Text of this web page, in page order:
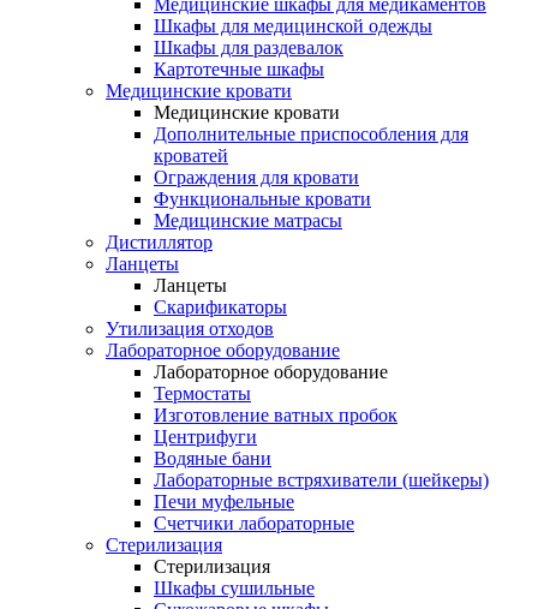
Медицинские шкафы для медикаментов
Шкафы для медицинской одежды
Шкафы для раздевалок
Картотечные шкафы
Медицинские кровати
Медицинские кровати
Дополнительные приспособления для
кроватей
Ограждения для кровати
Функциональные кровати
Медицинские матрасы
Дистиллятор
Ланцеты
Ланцеты
Скарификаторы
Утилизация отходов
Лабораторное оборудование
Лабораторное оборудование
Термостаты
Изготовление ватных пробок
Центрифуги
Водяные бани
Лабораторные встряхиватели (шейкеры)
Печи муфельные
Счетчики лабораторные
Стерилизация
Стерилизация
Шкафы сушильные